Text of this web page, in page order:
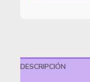
DESCRIPCIÓN